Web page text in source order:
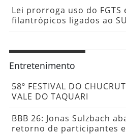
Lei prorroga uso do FGTS
filantrópicos ligados ao
Entretenimento
58º FESTIVAL DO
VALE DO TAQUARI
BBB 26: Jonas Sulzbach
retorno de participantes